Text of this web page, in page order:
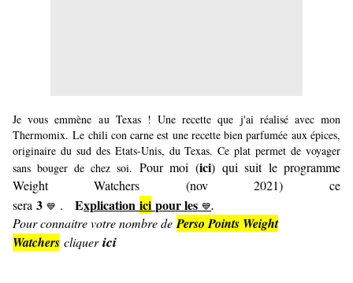
Je vous emmène au Texas ! Une recette que j'ai réalisé avec mon
Thermomix. Le chili con carne est une recette bien parfumée aux épices,
originaire du sud des Etats-Unis, du Texas. Ce plat permet de voyager
sans bouger de chez soi. Pour moi (ici) qui suit le programme
Weight Watchers (nov 2021) ce
sera 3 💙 . Explication ici pour les 💙.
Pour connaitre votre nombre de Perso Points Weight
Watchers cliquer ici